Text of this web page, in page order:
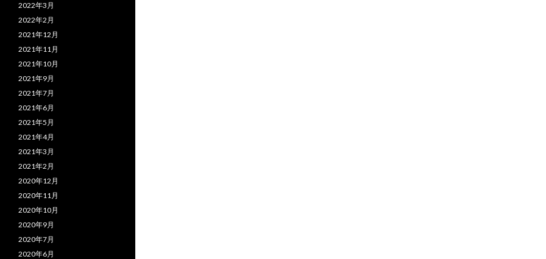
2022年3月
2022年2月
2021年12月
2021年11月
2021年10月
2021年9月
2021年7月
2021年6月
2021年5月
2021年4月
2021年3月
2021年2月
2020年12月
2020年11月
2020年10月
2020年9月
2020年7月
2020年6月